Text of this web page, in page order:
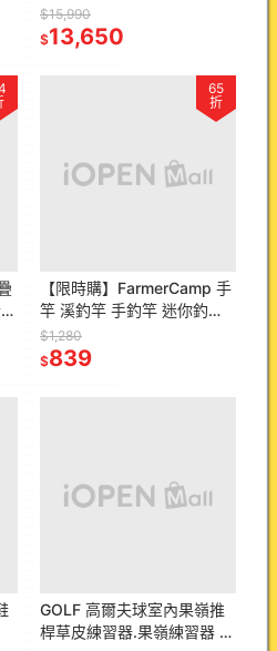
攝影機 運動相機 VLOG 全
新 現貨
$15,990
$13,650
65
折
【限時購】FarmerCamp 手
竿 溪釣竿 手釣竿 迷你釣竿
小物釣 釣竿 溪釣 微物釣 蝦
竿
$1,280
$839
GOLF 高爾夫球室內果嶺推
桿草皮練習器.果嶺練習器 推